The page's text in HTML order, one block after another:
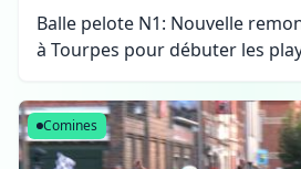
Balle pelote N1: Nouvelle
à Tourpes pour débuter les
Comines